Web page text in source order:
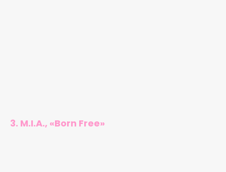
3. M.I.A., «Born Free»